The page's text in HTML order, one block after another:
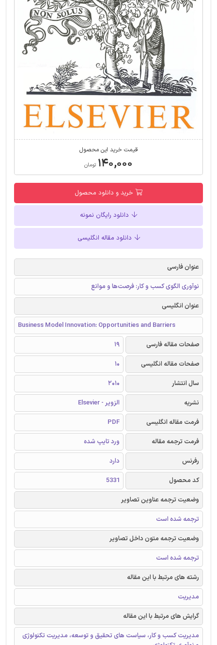
قیمت خرید این محصول
۱۴۰,۰۰۰ تومان
خرید و دانلود محصول
دانلود رایگان نمونه
دانلود مقاله انگلیسی
عنوان فارسی
نوآوری الگوی کسب و کار: فرصت‌ها و موانع
عنوان انگلیسی
Business Model Innovation: Opportunities and Barriers
صفحات مقاله فارسی
19
صفحات مقاله انگلیسی
10
سال انتشار
2010
نشریه
الزویر - Elsevier
فرمت مقاله انگلیسی
PDF
فرمت ترجمه مقاله
ورد تایپ شده
رفرنس
دارد
کد محصول
5331
وضعیت ترجمه عناوین تصاویر
ترجمه شده است
وضعیت ترجمه متون داخل تصاویر
ترجمه شده است
رشته های مرتبط با این مقاله
مدیریت
گرایش های مرتبط با این مقاله
مدیریت کسب و کار، سیاست های تحقیق و توسعه، مدیریت تکنولوژی